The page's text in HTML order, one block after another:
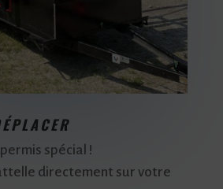
spécial !
directement sur votre